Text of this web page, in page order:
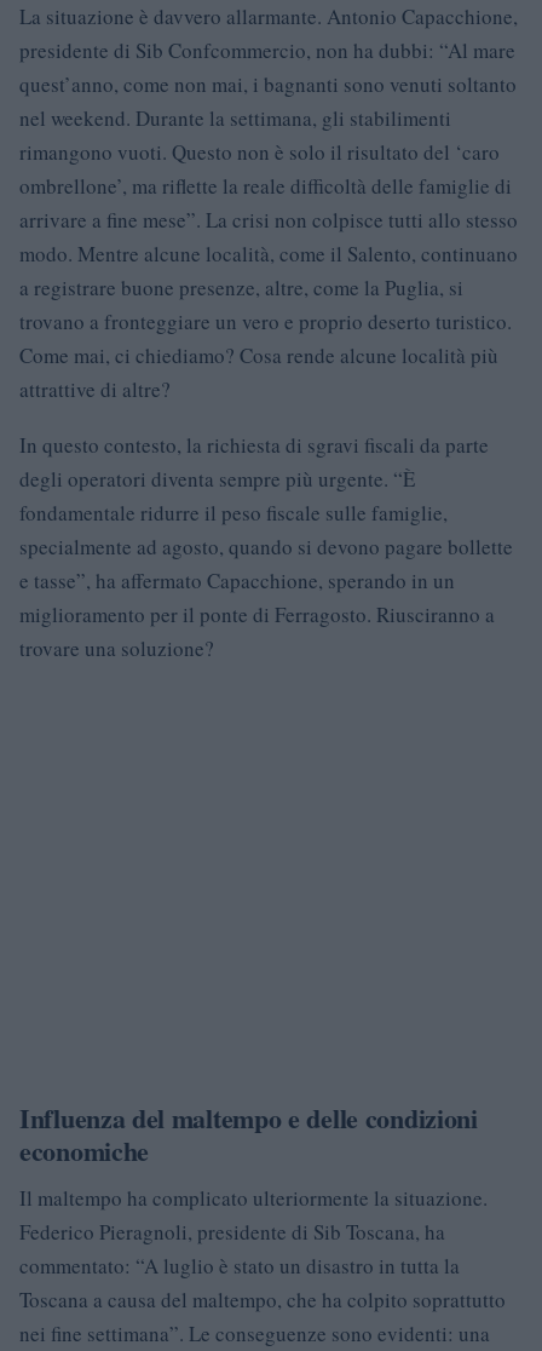
La situazione è davvero allarmante. Antonio Capacchione,
presidente di Sib Confcommercio, non ha dubbi: “Al mare
quest’anno, come non mai, i bagnanti sono venuti soltanto
nel weekend. Durante la settimana, gli stabilimenti
rimangono vuoti. Questo non è solo il risultato del ‘caro
ombrellone’, ma riflette la reale difficoltà delle famiglie di
arrivare a fine mese”. La crisi non colpisce tutti allo stesso
modo. Mentre alcune località, come il Salento, continuano
a registrare buone presenze, altre, come la Puglia, si
trovano a fronteggiare un vero e proprio deserto turistico.
Come mai, ci chiediamo? Cosa rende alcune località più
attrattive di altre?
In questo contesto, la richiesta di sgravi fiscali da parte
degli operatori diventa sempre più urgente. “È
fondamentale ridurre il peso fiscale sulle famiglie,
specialmente ad agosto, quando si devono pagare bollette
e tasse”, ha affermato Capacchione, sperando in un
miglioramento per il ponte di Ferragosto. Riusciranno a
trovare una soluzione?
Influenza del maltempo e delle condizioni
economiche
Il maltempo ha complicato ulteriormente la situazione.
Federico Pieragnoli, presidente di Sib Toscana, ha
commentato: “A luglio è stato un disastro in tutta la
Toscana a causa del maltempo, che ha colpito soprattutto
nei fine settimana”. Le conseguenze sono evidenti: una